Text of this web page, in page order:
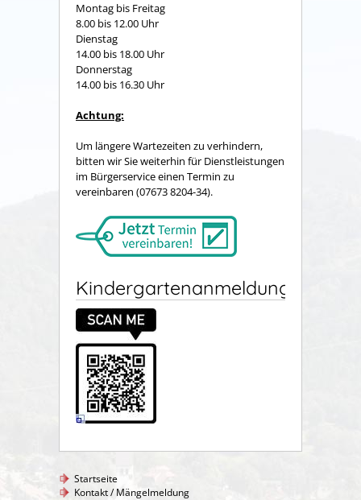
Montag bis Freitag
8.00 bis 12.00 Uhr
Dienstag
14.00 bis 18.00 Uhr
Donnerstag
14.00 bis 16.30 Uhr
Achtung:
Um längere Wartezeiten zu verhindern,
bitten wir Sie weiterhin für Dienstleistungen
im Bürgerservice einen Termin zu
vereinbaren (07673 8204-34).
Kindergartenanmeldung
Startseite
Kontakt / Mängelmeldung